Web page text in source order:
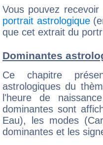
Vous pouvez
portrait astrologique
que cet extrait du
Dominantes
Ce chapitre
astrologiques du
l'heure de
dominantes sont
Eau), les modes
dominantes et les